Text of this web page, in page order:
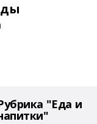
"Еда и